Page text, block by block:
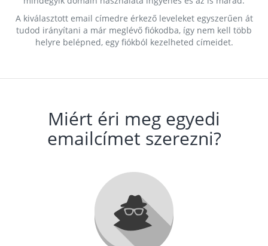
A kiválasztott email címedre érkező leveleket egyszerűen át
tudod irányítani a már meglévő fiókodba, így nem kell több
helyre belépned, egy fiókból kezelheted címeidet.
Miért éri meg egyedi
emailcímet szerezni?